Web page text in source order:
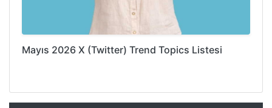
Mayıs 2026 X (Twitter) Trend Topics Listesi